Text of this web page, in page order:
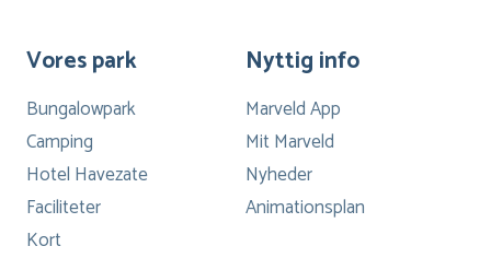
Vores park
Bungalowpark
Camping
Hotel Havezate
Faciliteter
Kort
Nyttig info
Marveld App
Mit Marveld
Nyheder
Animationsplan